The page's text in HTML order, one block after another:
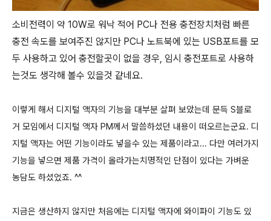
소비전력이 약 10W로 워낙 적어 PC나 전용 충전장치처럼 빠른
충전 속도를 보여주진 않지만 PC나 노트북에 있는 USB포트를 모
두 사용하고 있어 충전할곳이 없을 경우, 임시 충전포트로 사용하
는것도 생각해 볼수 있을것 같네요.
이렇게 해서 디지털 액자의 기능을 대부분 살펴 보았는데 문득 S블로
거 모임에서 디지털 액자 PM께서 말씀하셨던 내용이 떠오르는군요. 디
지털 액자는 어떤 기능이라도 넣을수 있는 제품이라고... 다만 여러가지
기능을 넣으면 제품 가격이 올라가는치명적인 단점이 있다는 가벼운
농담도 하셨었죠. ^^
지금은 생산하지 않지만 처음에는 디지털 액자에 와이파이 기능도 있